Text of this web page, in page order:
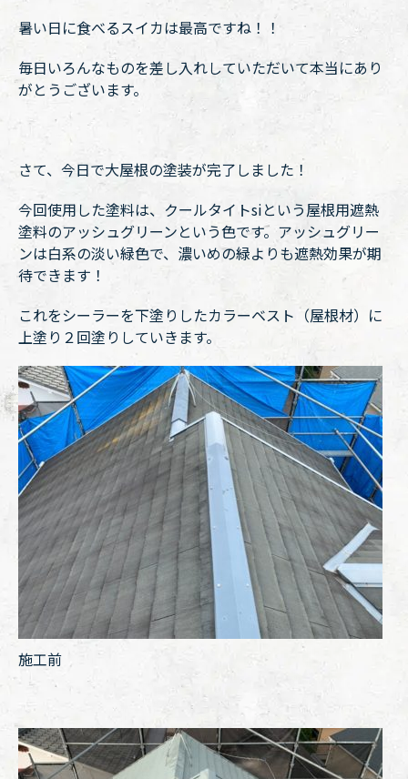
暑い日に食べるスイカは最高ですね！！
毎日いろんなものを差し入れしていただいて本当にあり
がとうございます。
さて、今日で大屋根の塗装が完了しました！
今回使用した塗料は、クールタイトsiという屋根用遮熱
塗料のアッシュグリーンという色です。アッシュグリー
ンは白系の淡い緑色で、濃いめの緑よりも遮熱効果が期
待できます！
これをシーラーを下塗りしたカラーベスト（屋根材）に
上塗り２回塗りしていきます。
施工前